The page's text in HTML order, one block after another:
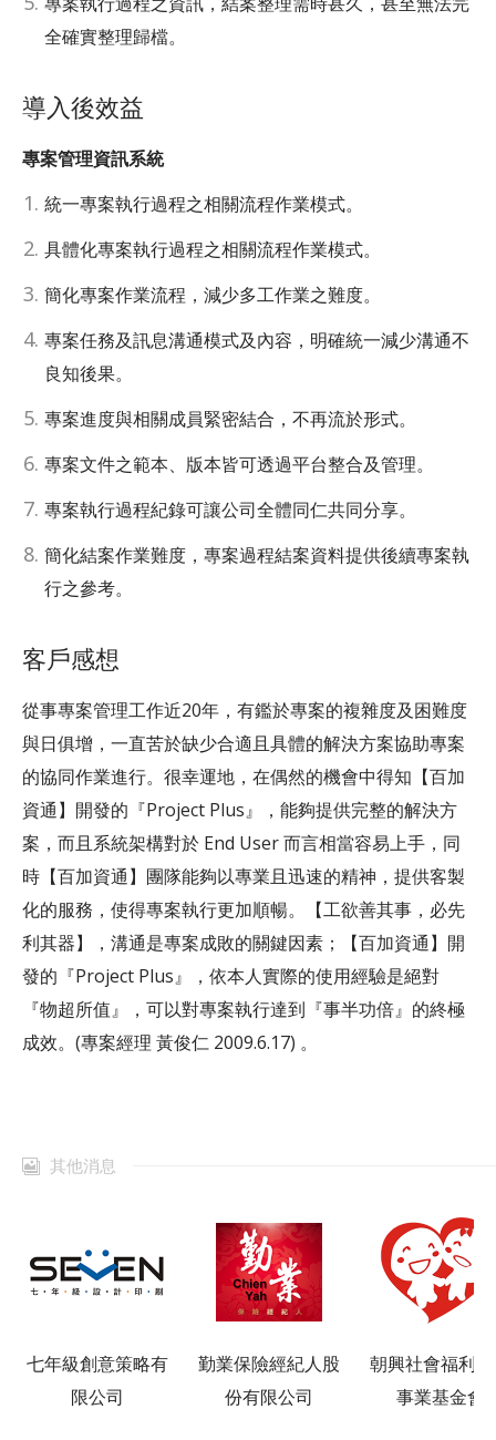
全確實整理歸檔。
導入後效益
專案管理資訊系統
統一專案執行過程之相關流程作業模式。
具體化專案執行過程之相關流程作業模式。
簡化專案作業流程，減少多工作業之難度。
專案任務及訊息溝通模式及內容，明確統一減少溝通不
良知後果。
專案進度與相關成員緊密結合，不再流於形式。
專案文件之範本、版本皆可透過平台整合及管理。
專案執行過程紀錄可讓公司全體同仁共同分享。
簡化結案作業難度，專案過程結案資料提供後續專案執
行之參考。
客戶感想
從事專案管理工作近20年，有鑑於專案的複雜度及困難度
與日俱增，一直苦於缺少合適且具體的解決方案協助專案
的協同作業進行。很幸運地，在偶然的機會中得知【百加
資通】開發的『Project Plus』，能夠提供完整的解決方
案，而且系統架構對於 End User 而言相當容易上手，同
時【百加資通】團隊能夠以專業且迅速的精神，提供客製
化的服務，使得專案執行更加順暢。【工欲善其事，必先
利其器】，溝通是專案成敗的關鍵因素；【百加資通】開
發的『Project Plus』，依本人實際的使用經驗是絕對
『物超所值』，可以對專案執行達到『事半功倍』的終極
成效。(專案經理 黃俊仁 2009.6.17) 。
其他消息
七年級創意策略有
限公司
勤業保險經紀人股
份有限公司
朝興社會福利
事業基金會